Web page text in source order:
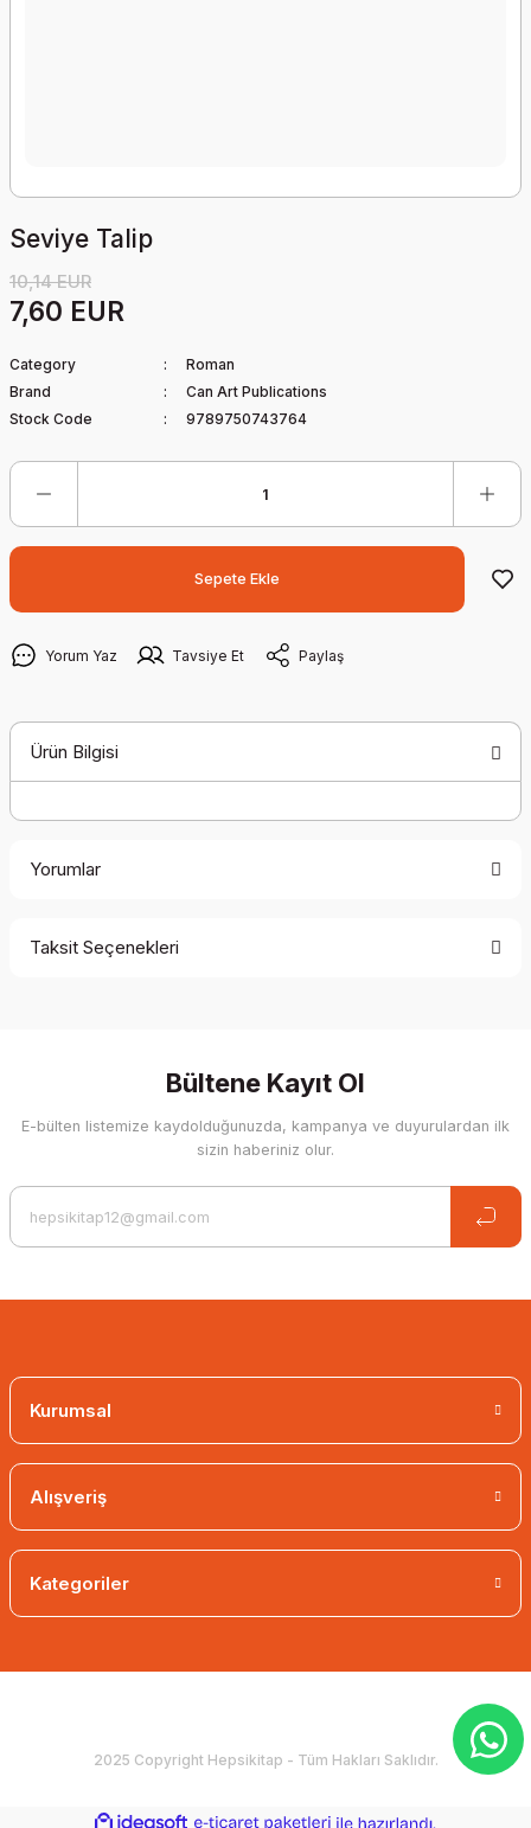
Seviye Talip
10,14 EUR
7,60 EUR
Category
Roman
Brand
Can Art Publications
Stock Code
9789750743764
Sepete Ekle
Yorum Yaz Tavsiye Et Paylaş
Ürün Bilgisi
Yorumlar
Taksit Seçenekleri
Bültene Kayıt Ol
E-bülten listemize kaydolduğunuzda, kampanya ve duyurulardan ilk
sizin haberiniz olur.
Kurumsal
Alışveriş
Kategoriler
2025 Copyright Hepsikitap - Tüm Hakları Saklıdır.
ideasoft e-